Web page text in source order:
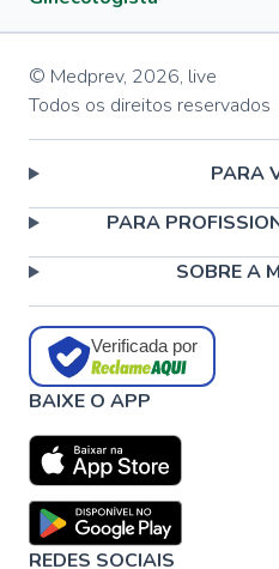
© Medprev, 2026, live
Todos os direitos reservados
PARA
PARA
SOBRE A
Verificada por
BAIXE O APP
REDES SOCIAIS